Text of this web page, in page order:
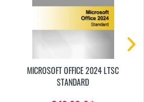
MICROSOFT OFFICE 2024 LTSC
STANDARD